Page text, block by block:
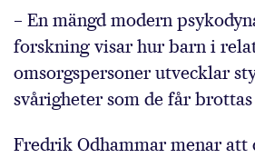
– En mängd modern
forskning visar hur barn i
omsorgspersoner utvecklar
svårigheter som de får
Fredrik Odhammar menar att